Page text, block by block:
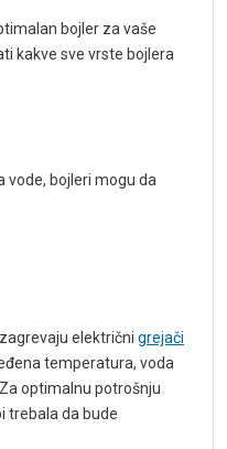
bojler za vaše
kakve sve vrste bojlera
vode, bojleri mogu da
električni grejači
temperatura, voda
optimalnu potrošnju
trebala da bude